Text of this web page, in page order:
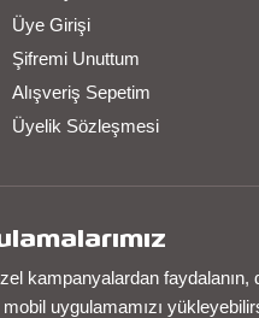
Üye Girişi
Şifremi Unuttum
Alışveriş Sepetim
Üyelik Sözleşmesi
kampanyalardan faydalanın,
uygulamamızı